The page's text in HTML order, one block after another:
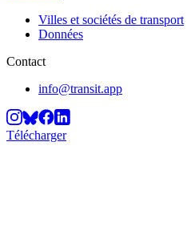
Villes et sociétés de transport
Données
Contact
info@transit.app
Télécharger